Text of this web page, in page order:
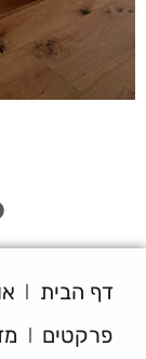
דף הבית
פרקטים